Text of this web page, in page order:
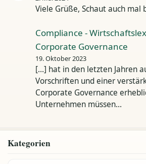
Viele Grüße, Schaut auch mal
Compliance -
Corporate Governance
19. Oktober 2023
[…] hat in den letzten Jahren
Vorschriften und einer
Corporate Governance
Unternehmen müssen…
Kategorien